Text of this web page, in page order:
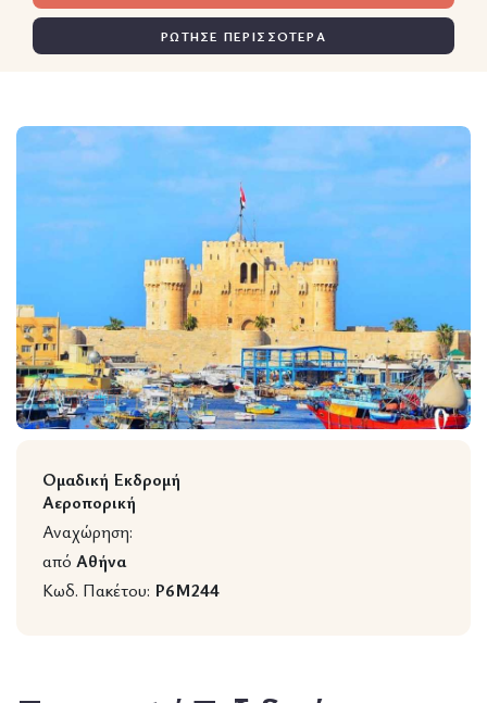
ΡΩΤΗΣΕ ΠΕΡΙΣΣΟΤΕΡΑ
Wildlife
Ομαδική Εκδρομή
Αεροπορική
Αναχώρηση:
από Αθήνα
Κωδ. Πακέτου: P6M244